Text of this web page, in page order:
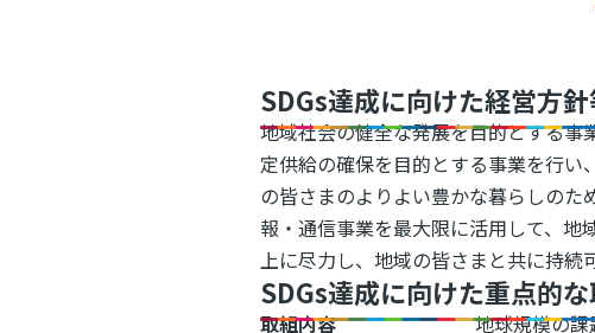
SDGs達成に向けた経営方
地域社会の健全な発展を目的とする
定供給の確保を目的とする事業を行
の皆さまのよりよい豊かな暮らしのた
報・通信事業を最大限に活用して、地
上に尽力し、地域の皆さまと共に持続
SDGs達成に向けた重点的
取組内容
地球規模の